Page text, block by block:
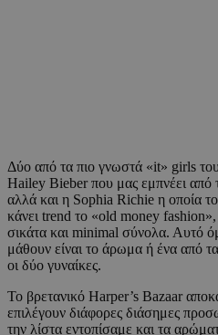
Δύο από τα πιο γνωστά «it» girls
Hailey Bieber που μας εμπνέει από
αλλά και η Sophia Richie η οποία
κάνει trend το «old money fashion»,
σικάτα και minimal σύνολα. Αυτό
μάθουν είναι το άρωμα ή ένα από
οι δύο γυναίκες.
Το βρετανικό Harper’s Bazaar
επιλέγουν διάφορες διάσημες
την λίστα εντοπίσαμε και τα